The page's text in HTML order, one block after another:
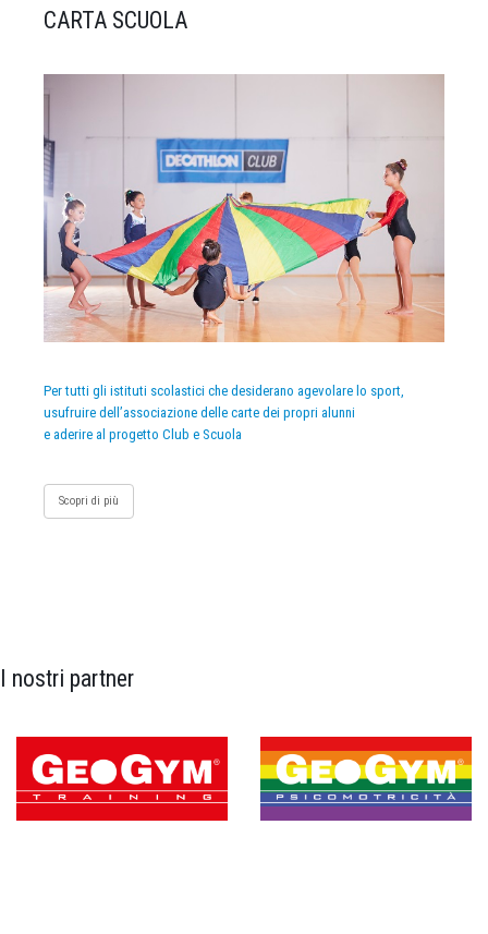
CARTA SCUOLA
Per tutti gli istituti scolastici che desiderano agevolare lo sport,
usufruire dell’associazione delle carte dei propri alunni
e aderire al progetto Club e Scuola
Scopri di più
I nostri partner